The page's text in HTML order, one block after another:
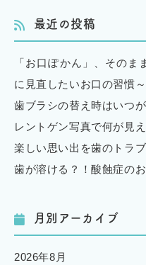
最近の投稿
「お口ぽかん」、その
に見直したいお口の習慣～
歯ブラシの替え時はいつが
レントゲン写真で何が見
楽しい思い出を歯のトラ
歯が溶ける？！酸蝕症の
月別アーカイブ
2026年8月